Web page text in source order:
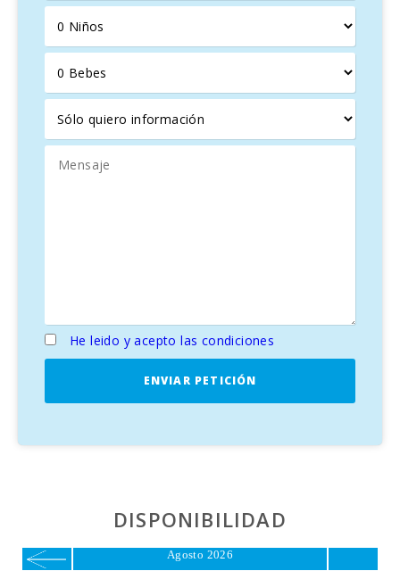
He leido y acepto las condiciones
ENVIAR PETICIÓN
DISPONIBILIDAD
Agosto 2026